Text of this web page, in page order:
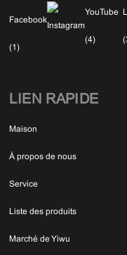
LIEN RAPIDE
Maison
À propos de nous
Service
Liste des produits
Marché de Yiwu